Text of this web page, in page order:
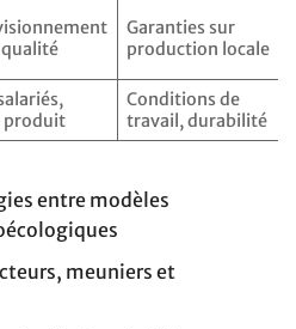
Garanties sur
production locale
produit
Conditions de
travail, durabilité
entre modèles
meuniers et